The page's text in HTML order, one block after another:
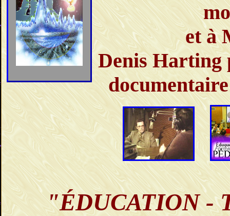
et à
Denis Harting
"ÉDUCATION -